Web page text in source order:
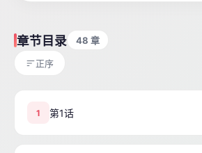
章节目录 48 章
正序
1 第1话